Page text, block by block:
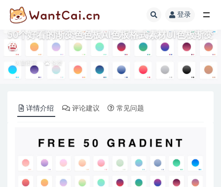
登录
50个好看的渐变色色板AI色板格式素材UI色板渐变
色
矢量图形 免费
详情介绍 评论建议 常见问题